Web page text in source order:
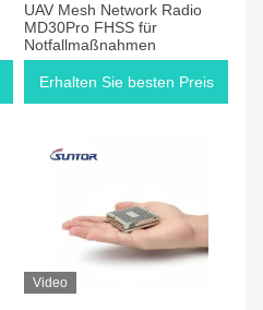
UAV Mesh Network Radio
MD30Pro FHSS für
Notfallmaßnahmen
Erhalten Sie besten Preis
Video